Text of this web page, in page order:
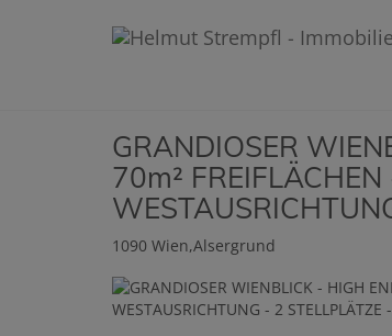
GRANDIOSER
70m²
1090 Wien,Alsergrund